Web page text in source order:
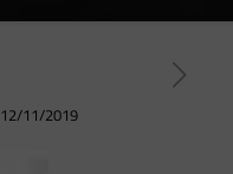
12/11/2019